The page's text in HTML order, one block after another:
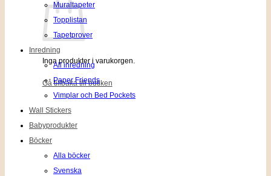
Inga produkter i varukorgen.
Gå tillbaka till butiken
Muraltapeter
Topplistan
Tapetprover
Inredning
All inredning
Paper Friends
Vimplar och Bed Pockets
Wall Stickers
Babyprodukter
Böcker
Alla böcker
Svenska